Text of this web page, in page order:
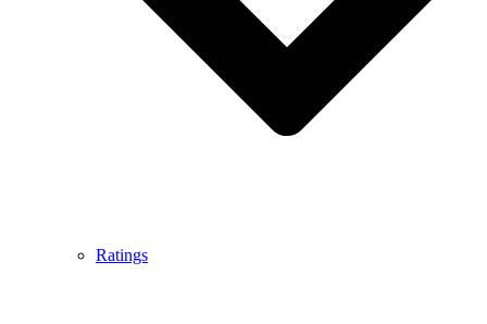
Ratings